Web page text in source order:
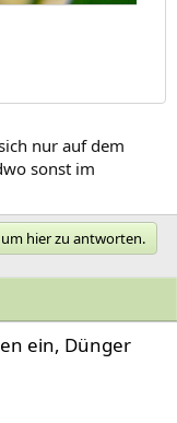
nur auf dem
sonst im
hier zu antworten.
ein, Dünger